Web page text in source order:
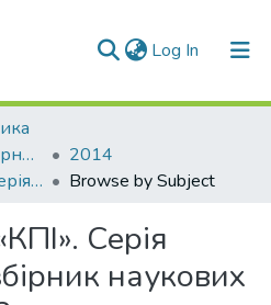
Log In (current)
Вісник НТУУ «КПІ». Гірництво
2014
Вісник НТУУ «КПІ». Серія «Гірництво»: збірник наукових праць, Вип. 23
Browse by Subject
Серія
наукових